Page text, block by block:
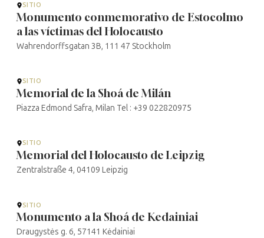
SITIO
Monumento conmemorativo de Estocolmo
a las víctimas del Holocausto
Wahrendorffsgatan 3B, 111 47 Stockholm
SITIO
Memorial de la Shoá de Milán
Piazza Edmond Safra, Milan Tel : +39 022820975
SITIO
Memorial del Holocausto de Leipzig
Zentralstraße 4, 04109 Leipzig
SITIO
Monumento a la Shoá de Kedainiai
Draugystės g. 6, 57141 Kėdainiai